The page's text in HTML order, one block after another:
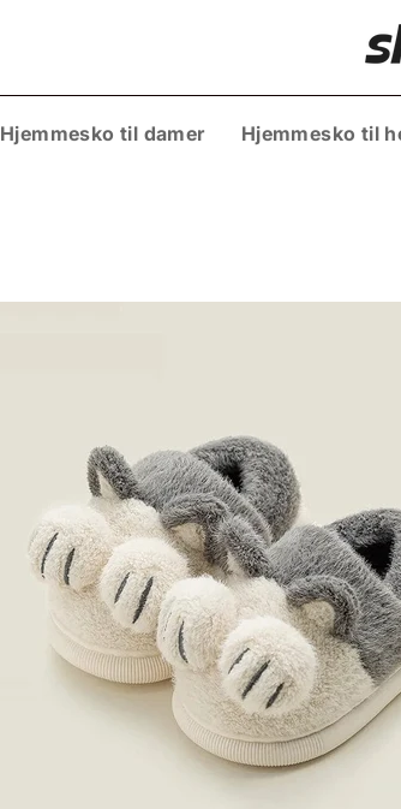
Hjemmesko til damer Hjemmesko til